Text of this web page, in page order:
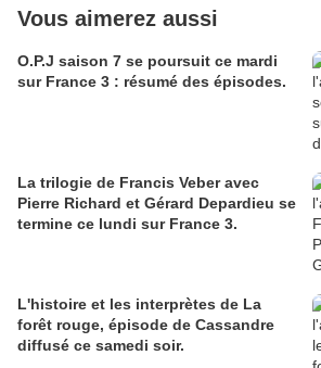
Vous aimerez aussi
O.P.J saison 7 se poursuit ce mardi
sur France 3 : résumé des épisodes.
La trilogie de Francis Veber avec
Pierre Richard et Gérard Depardieu se
termine ce lundi sur France 3.
L'histoire et les interprètes de La
forêt rouge, épisode de Cassandre
diffusé ce samedi soir.